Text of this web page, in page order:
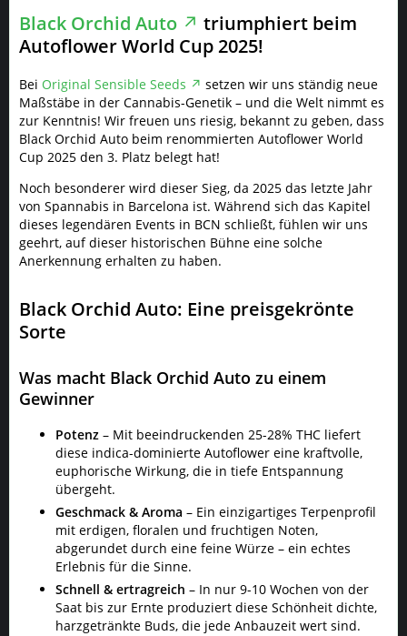
Black Orchid Auto
triumphiert beim
Autoflower World Cup 2025!
Bei Original Sensible Seeds
setzen wir uns ständig neue
Maßstäbe in der Cannabis-Genetik – und die Welt nimmt es
zur Kenntnis! Wir freuen uns riesig, bekannt zu geben, dass
Black Orchid Auto beim renommierten Autoflower World
Cup 2025 den 3. Platz belegt hat!
Noch besonderer wird dieser Sieg, da 2025 das letzte Jahr
von Spannabis in Barcelona ist. Während sich das Kapitel
dieses legendären Events in BCN schließt, fühlen wir uns
geehrt, auf dieser historischen Bühne eine solche
Anerkennung erhalten zu haben.
Black Orchid Auto: Eine preisgekrönte
Sorte
Was macht Black Orchid Auto zu einem
Gewinner
Potenz – Mit beeindruckenden 25-28% THC liefert
diese indica-dominierte Autoflower eine kraftvolle,
euphorische Wirkung, die in tiefe Entspannung
übergeht.
Geschmack & Aroma – Ein einzigartiges Terpenprofil
mit erdigen, floralen und fruchtigen Noten,
abgerundet durch eine feine Würze – ein echtes
Erlebnis für die Sinne.
Schnell & ertragreich – In nur 9-10 Wochen von der
Saat bis zur Ernte produziert diese Schönheit dichte,
harzgetränkte Buds, die jede Anbauzeit wert sind.